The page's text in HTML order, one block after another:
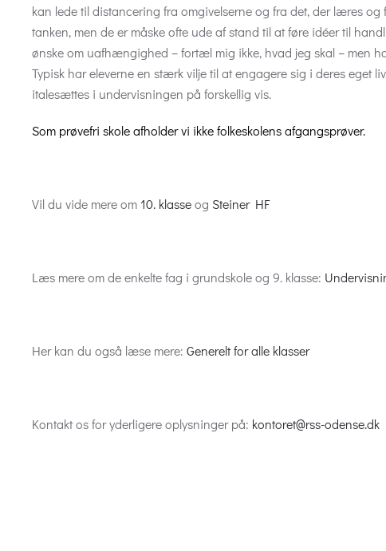
kan lede til distancering fra omgivelserne og fra det, der læres
tanken, men de er måske ofte ude af stand til at føre idéer til
ønske om uafhængighed – fortæl mig ikke, hvad jeg skal – men
Typisk har eleverne en stærk vilje til at engagere sig i deres eget
italesættes i undervisningen på forskellig vis.
Som prøvefri skole afholder vi ikke folkeskolens afgangsprøver.
Vil du vide mere om10. klasseog Steiner HF
Læs mere om de enkelte fag i grundskole og 9. klasse:
Her kan du også læse mere: Generelt for alle klasser
Kontakt os for yderligere oplysninger på: kontoret@rss-odense.dk